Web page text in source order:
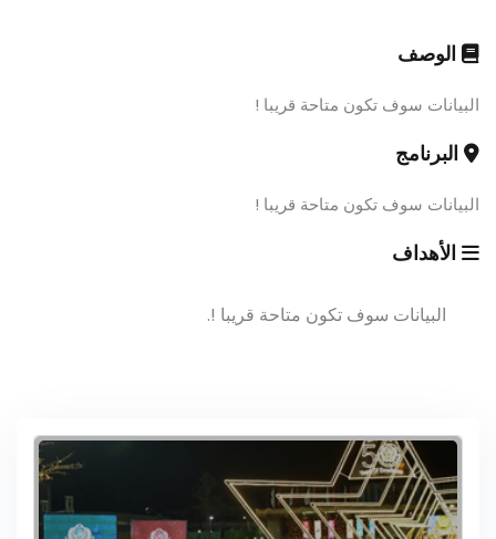
الوصف
البيانات سوف تكون متاحة قريبا !
البرنامج
البيانات سوف تكون متاحة قريبا !
الأهداف
البيانات سوف تكون متاحة قريبا !.